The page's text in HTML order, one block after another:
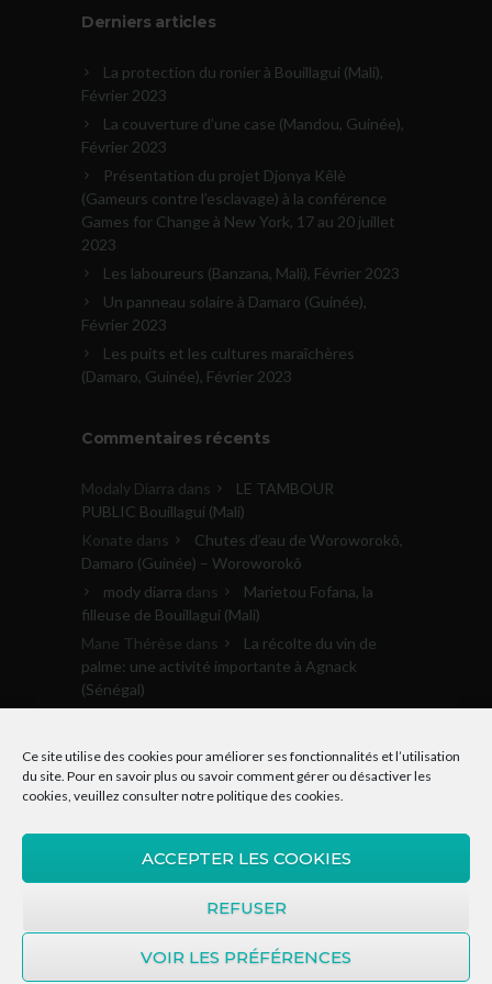
Ce site utilise des cookies pour améliorer ses fonctionnalités et l’utilisation
du site. Pour en savoir plus ou savoir comment gérer ou désactiver les
cookies, veuillez consulter notrepolitique des cookies.
ACCEPTER LES COOKIES
REFUSER
VOIR LES PRÉFÉRENCES
Derniers articles
La protection du ronier à Bouillagui (Mali),
Février 2023
La couverture d’une case (Mandou, Guinée),
Février 2023
Présentation du projet Djonya Kêlè
(Gameurs contre l’esclavage) à la conférence
Games for Change à New York, 17 au 20 juillet
2023
Les laboureurs (Banzana, Mali), Février 2023
Un panneau solaire à Damaro (Guinée),
Février 2023
Les puits et les cultures maraîchères
(Damaro, Guinée), Février 2023
Commentaires récents
Modaly Diarra dans
LE TAMBOUR
PUBLIC Bouillagui (Mali)
Konate dans
Chutes d’eau de Woroworokô,
Damaro (Guinée) – Woroworokô
mody diarra dans
Marietou Fofana, la
filleuse de Bouillagui (Mali)
Mane Thérèse dans
La récolte du vin de
palme: une activité importante à Agnack
(Sénégal)
Archives
Archives
© 2015-2020, Donkosira.org | Tous droits